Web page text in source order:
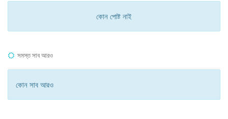
কোন পোষ্ট নাই
সমস্ত সাব আরও
কোন সাব আরও